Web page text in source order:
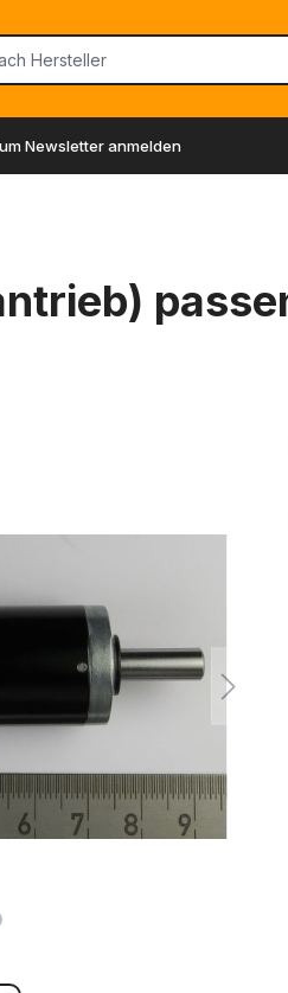
Newsletter anmelden